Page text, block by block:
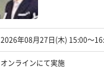
2026年08月27日(木) 15:00〜
オンラインにて実施